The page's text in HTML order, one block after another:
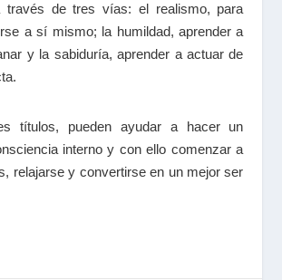
través de tres vías: el realismo, para
a sí mismo; la humildad, aprender a
y la sabiduría, aprender a actuar de
títulos, pueden ayudar a hacer un
interno y con ello comenzar a
relajarse y convertirse en un mejor ser